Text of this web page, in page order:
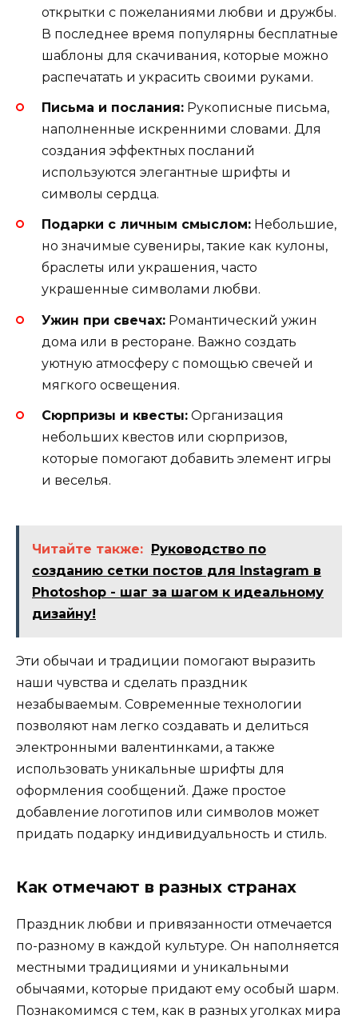
открытки с пожеланиями любви и дружбы.
В последнее время популярны бесплатные
шаблоны для скачивания, которые можно
распечатать и украсить своими руками.
Письма и послания: Рукописные письма,
наполненные искренними словами. Для
создания эффектных посланий
используются элегантные шрифты и
символы сердца.
Подарки с личным смыслом: Небольшие,
но значимые сувениры, такие как кулоны,
браслеты или украшения, часто
украшенные символами любви.
Ужин при свечах: Романтический ужин
дома или в ресторане. Важно создать
уютную атмосферу с помощью свечей и
мягкого освещения.
Сюрпризы и квесты: Организация
небольших квестов или сюрпризов,
которые помогают добавить элемент игры
и веселья.
Читайте также: Руководство по
созданию сетки постов для Instagram в
Photoshop - шаг за шагом к идеальному
дизайну!
Эти обычаи и традиции помогают выразить
наши чувства и сделать праздник
незабываемым. Современные технологии
позволяют нам легко создавать и делиться
электронными валентинками, а также
использовать уникальные шрифты для
оформления сообщений. Даже простое
добавление логотипов или символов может
придать подарку индивидуальность и стиль.
Как отмечают в разных странах
Праздник любви и привязанности отмечается
по-разному в каждой культуре. Он наполняется
местными традициями и уникальными
обычаями, которые придают ему особый шарм.
Познакомимся с тем, как в разных уголках мира